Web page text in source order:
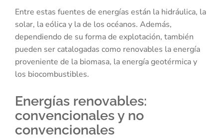
Entre estas fuentes de energías están la hidráulica, la
solar, la eólica y la de los océanos. Además,
dependiendo de su forma de explotación, también
pueden ser catalogadas como renovables la energía
proveniente de la biomasa, la energía geotérmica y
los biocombustibles.
Energías renovables:
convencionales y no
convencionales